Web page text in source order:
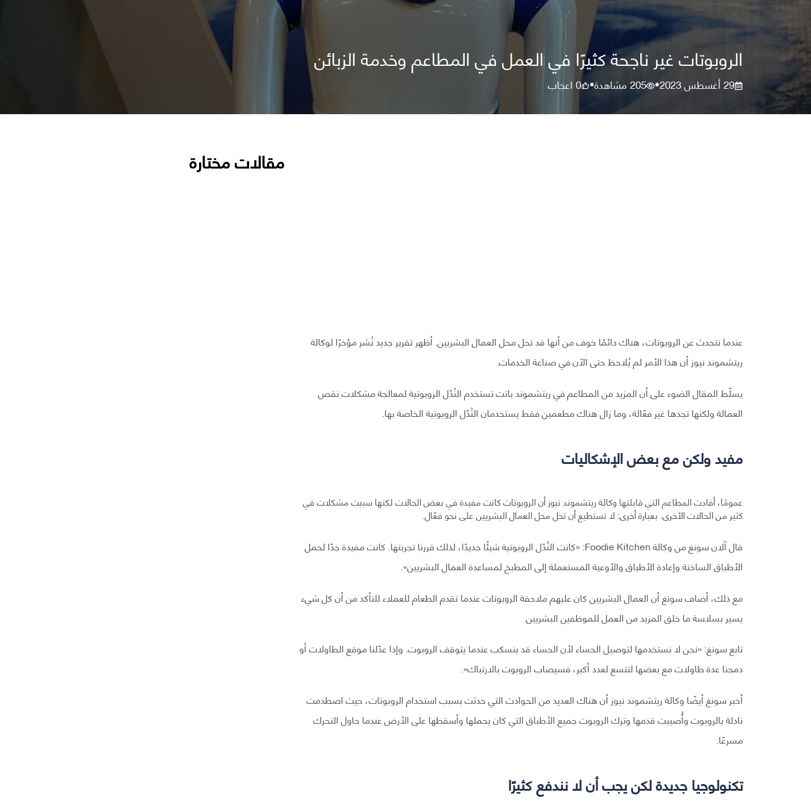
الروبوتات غير ناجحة كثيرًا في العمل في المطاعم وخدمة الزبائن
29 أغسطس 2023 •
205مشاهدة•
0اعجاب
عندما نتحدث عن الروبوتات، هناك دائمًا خوف من أنها قد تحل محل العمال البشريين. أظهر تقرير جديد نُشر مؤخرًا لوكالة
ريتشموند نيوز أن هذا الأمر لم يُلاحظ حتى الآن في صناعة الخدمات.
يسلّط المقال الضوء على أن المزيد من المطاعم في ريتشموند باتت تستخدم النُدّل الروبوتية لمعالجة مشكلات نقص
العمالة ولكنها تجدها غير فعّالة، وما زال هناك مطعمين فقط يستخدمان النُدّل الروبوتية الخاصة بها.
مفيد ولكن مع بعض الإشكاليات
عمومًا، أفادت المطاعم التي قابلتها وكالة ريتشموند نيوز أن الروبوتات كانت مفيدة في بعض الحالات لكنها سببت مشكلات في
كثير من الحالات الأخرى. بعبارة أخرى: لا تستطيع أن تحل محل العمال البشريين على نحو فعّال.
قال آلان سونغ من وكالة Foodie Kitchen: «كانت النُدّل الروبوتية شيئًا جديدًا، لذلك قررنا تجربتها. كانت مفيدة جدًا لحمل
الأطباق الساخنة وإعادة الأطباق والأوعية المستعملة إلى المطبخ لمساعدة العمال البشريين».
مع ذلك، أضاف سونغ أن العمال البشريين كان عليهم ملاحقة الروبوتات عندما تقدم الطعام للعملاء للتأكد من أن كل شيء
يسير بسلاسة ما خلق المزيد من العمل للموظفين البشريين.
تابع سونغ: «نحن لا نستخدمها لتوصيل الحساء لأن الحساء قد ينسكب عندما يتوقف الروبوت. وإذا عدّلنا موقع الطاولات أو
دمجنا عدة طاولات مع بعضها لتتسع لعدد أكبر، فسيصاب الروبوت بالارتباك».
أخبر سونغ أيضًا وكالة ريتشموند نيوز أن هناك العديد من الحوادث التي حدثت بسبب استخدام الروبوتات، حيث اصطدمت
نادلة بالروبوت وأُصيبت قدمها وترك الروبوت جميع الأطباق التي كان يحملها وأسقطها على الأرض عندما حاول التحرك
مسرعًا.
تكنولوجيا جديدة لكن يجب أن لا نندفع كثيرًا
مقالات مختارة